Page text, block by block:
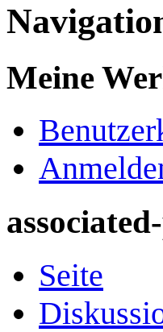
Meine
Seite